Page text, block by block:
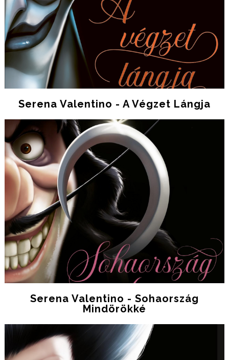
Serena Valentino - A Végzet Lángja
Serena Valentino - Sohaország
Mindörökké